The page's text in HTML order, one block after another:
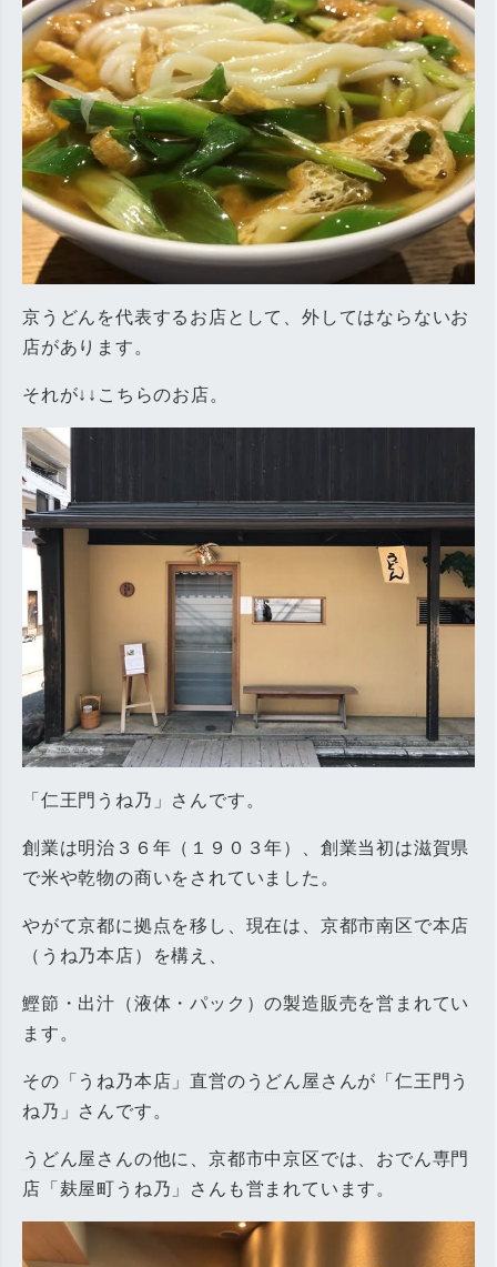
京うどんを代表するお店として、外してはならないお
店があります。
それが↓↓こちらのお店。
「仁王門うね乃」さんです。
創業は明治３６年（１９０３年）、創業当初は滋賀県
で米や乾物の商いをされていました。
やがて京都に拠点を移し、現在は、 京都市南区で本店
（うね乃本店）を構え、
鰹節・出汁（液体・パック）の製造販売を営まれてい
ます。
その「うね乃本店」直営の うどん屋 さんが「仁王門う
ね乃」さんです。
うどん屋 さんの他に、京都市中京区では、おでん専門
店「麸屋町うね乃」さんも営まれています。